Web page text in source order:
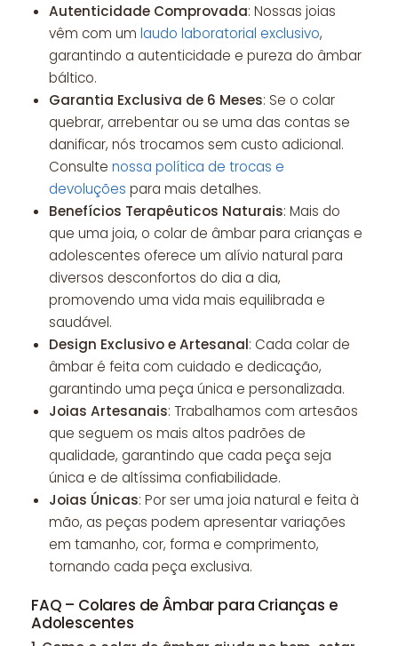
Autenticidade Comprovada: Nossas joias
vêm com um laudo laboratorial exclusivo,
garantindo a autenticidade e pureza do âmbar
báltico.
Garantia Exclusiva de 6 Meses: Se o colar
quebrar, arrebentar ou se uma das contas se
danificar, nós trocamos sem custo adicional.
Consulte nossa política de trocas e
devoluções para mais detalhes.
Benefícios Terapêuticos Naturais: Mais do
que uma joia, o colar de âmbar para crianças e
adolescentes oferece um alívio natural para
diversos desconfortos do dia a dia,
promovendo uma vida mais equilibrada e
saudável.
Design Exclusivo e Artesanal: Cada colar de
âmbar é feita com cuidado e dedicação,
garantindo uma peça única e personalizada.
Joias Artesanais: Trabalhamos com artesãos
que seguem os mais altos padrões de
qualidade, garantindo que cada peça seja
única e de altíssima confiabilidade.
Joias Únicas: Por ser uma joia natural e feita à
mão, as peças podem apresentar variações
em tamanho, cor, forma e comprimento,
tornando cada peça exclusiva.
FAQ – Colares de Âmbar para Crianças e
Adolescentes